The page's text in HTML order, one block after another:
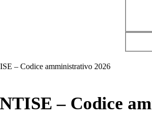
– Codice amministrativo 2026
– Codice